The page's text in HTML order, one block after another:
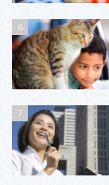
6
7